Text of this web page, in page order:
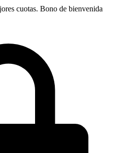
cuotas. Bono de bienvenida